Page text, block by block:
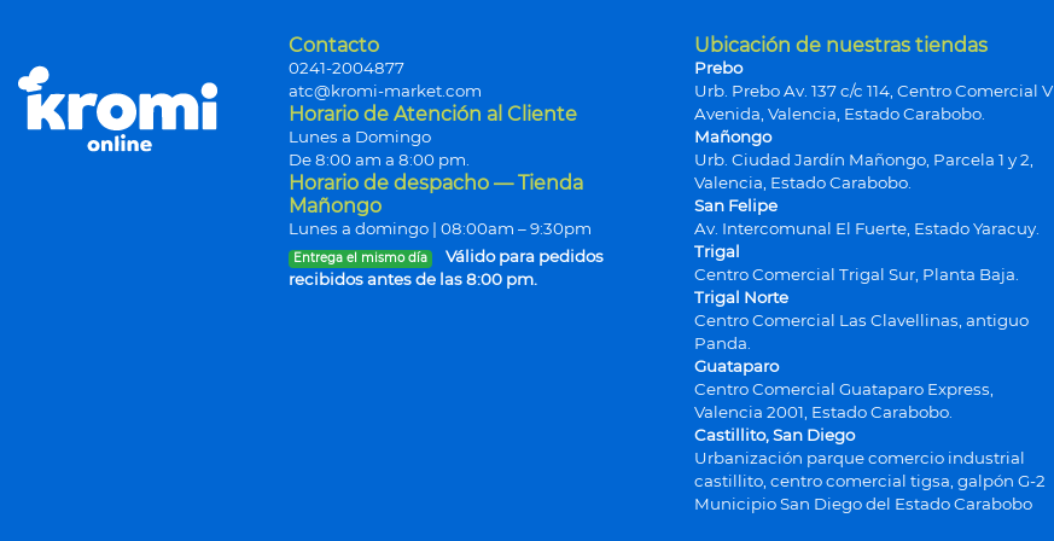
Contacto
0241-2004877
atc@kromi-market.com
Horario de Atención al Cliente
Lunes a Domingo
De 8:00 am a 8:00 pm.
Horario de despacho — Tienda
Mañongo
Lunes a domingo | 08:00am – 9:30pm
Entrega el mismo día
Válido para pedidos
recibidos antes de las 8:00 pm.
Ubicación de nuestras tiendas
Prebo
Urb. Prebo Av. 137 c/c 114, Centro Comercial V
Avenida, Valencia, Estado Carabobo.
Mañongo
Urb. Ciudad Jardín Mañongo, Parcela 1 y 2,
Valencia, Estado Carabobo.
San Felipe
Av. Intercomunal El Fuerte, Estado Yaracuy.
Trigal
Centro Comercial Trigal Sur, Planta Baja.
Trigal Norte
Centro Comercial Las Clavellinas, antiguo
Panda.
Guataparo
Centro Comercial Guataparo Express,
Valencia 2001, Estado Carabobo.
Castillito, San Diego
Urbanización parque comercio industrial
castillito, centro comercial tigsa, galpón G-2
Municipio San Diego del Estado Carabobo